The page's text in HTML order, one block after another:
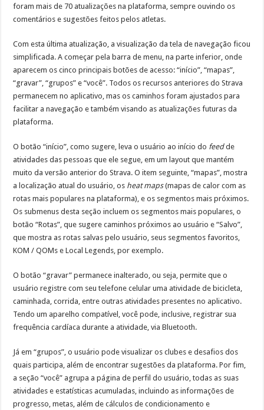
foram mais de 70 atualizações na plataforma, sempre ouvindo os
comentários e sugestões feitos pelos atletas.
Com esta última atualização, a visualização da tela de navegação ficou
simplificada. A começar pela barra de menu, na parte inferior, onde
aparecem os cinco principais botões de acesso: “início”, “mapas”,
“gravar”, “grupos” e “você”. Todos os recursos anteriores do Strava
permanecem no aplicativo, mas os caminhos foram ajustados para
facilitar a navegação e também visando as atualizações futuras da
plataforma.
O botão “início”, como sugere, leva o usuário ao início do feedde
atividades das pessoas que ele segue, em um layout que mantém
muito da versão anterior do Strava. O item seguinte, “mapas”, mostra
a localização atual do usuário, os heat maps(mapas de calor com as
rotas mais populares na plataforma), e os segmentos mais próximos.
Os submenus desta seção incluem os segmentos mais populares, o
botão “Rotas”, que sugere caminhos próximos ao usuário e “Salvo”,
que mostra as rotas salvas pelo usuário, seus segmentos favoritos,
KOM / QOMs e Local Legends, por exemplo.
O botão “gravar” permanece inalterado, ou seja, permite que o
usuário registre com seu telefone celular uma atividade de bicicleta,
caminhada, corrida, entre outras atividades presentes no aplicativo.
Tendo um aparelho compatível, você pode, inclusive, registrar sua
frequência cardíaca durante a atividade, via Bluetooth.
Já em “grupos”, o usuário pode visualizar os clubes e desafios dos
quais participa, além de encontrar sugestões da plataforma. Por fim,
a seção “você” agrupa a página de perfil do usuário, todas as suas
atividades e estatísticas acumuladas, incluindo as informações de
progresso, metas, além de cálculos de condicionamento e